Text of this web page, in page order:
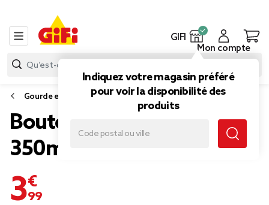
GIFI
Indiquez votre magasin préféré
pour voir la disponibilité des
produits
Mon compte
Gourde et bouteille isotherme
Bouteille isotherme rouge
350ml
3,99 €